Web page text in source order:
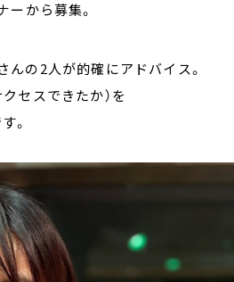
ーから募集。
んの2人が的確にアドバイス。
セスできたか）を
。